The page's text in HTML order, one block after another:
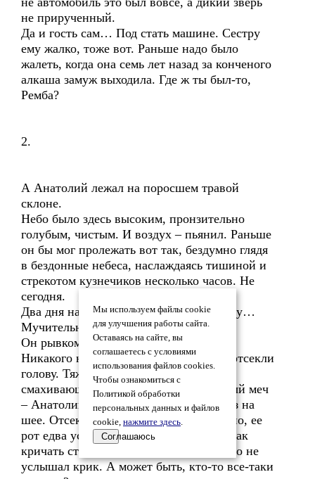
не прирученный.
Да и гость сам… Под стать машине. Сестру
ему жалко, тоже вот. Раньше надо было
жалеть, когда она семь лет назад за конченого
алкаша замуж выходила. Где ж ты был-то,
Ремба?
2.
А Анатолий лежал на поросшем травой
склоне.
Небо было здесь высоким, пронзительно
голубым, чистым. И воздух – пьянил. Раньше
он бы мог пролежать вот так, бездумно глядя
в бездонные небеса, наслаждаясь тишиной и
стрекотом кузнечиков несколько часов. Не
сегодня.
Два дня назад здесь убивали мою сестру…
Мучительно, больно, жестоко… Кто?
Он рывком сел в траве.
Никакого насилия не было, ей просто отсекли
голову. Тяжелое острое орудие, сильно
смахивающее на тесак или очень острый меч
– Анатолий внимательно осмотрел срез на
шее. Отсекли так быстро, что, возможно, ее
рот едва успел раскрыться для крика, как
кричать стало нечем. Вот почему никто не
услышал крик. А может быть, кто-то все-таки
Мы используем файлы cookie
для улучшения работы сайта.
Оставаясь на сайте, вы
соглашаетесь с условиями
использования файлов cookies.
Чтобы ознакомиться с
Политикой обработки
персональных данных и файлов
cookie, нажмите здесь.
Соглашаюсь